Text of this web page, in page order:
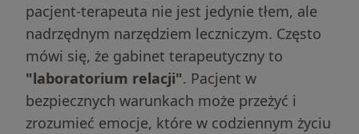
pacjent-terapeuta nie jest jedynie tłem, ale
nadrzędnym narzędziem leczniczym. Często
mówi się, że gabinet terapeutyczny to
"laboratorium relacji". Pacjent w
bezpiecznych warunkach może przeżyć i
zrozumieć emocje, które w codziennym życiu